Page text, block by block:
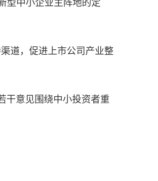
型中小企业主阵地的定
道，促进上市公司产业整
意见围绕中小投资者重